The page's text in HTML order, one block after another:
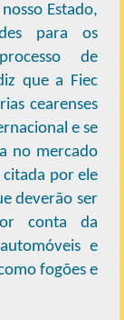
Estado,
para os
de
que a Fiec
cearenses
e se
no mercado
por ele
deverão ser
conta da
e
fogões e